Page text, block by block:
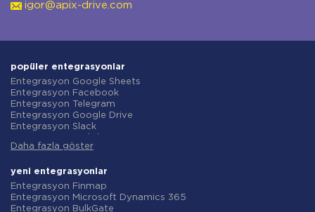
igor@apix-drive.com
popüler entegrasyonlar
Entegrasyon Google Sheets
Entegrasyon Facebook
Entegrasyon Telegram
Entegrasyon Google Drive
Entegrasyon Slack
Entegrasyon Gmail
Entegrasyon ClickUp
Entegrasyon Airtable
Entegrasyon Google Contacts
Entegrasyon OpenAI (ChatGPT)
Daha fazla göster
yeni entegrasyonlar
Entegrasyon Finmap
Entegrasyon Microsoft Dynamics 365
Entegrasyon BulkGate